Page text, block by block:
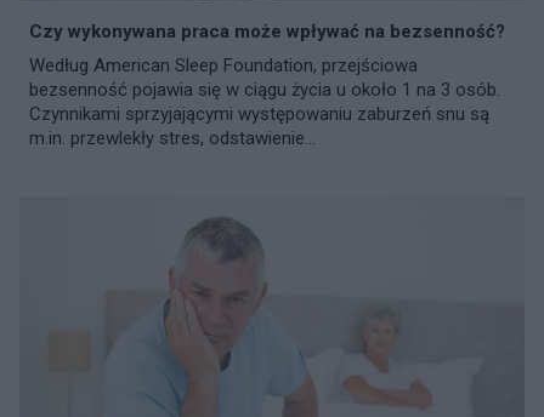
Czy wykonywana praca może wpływać na bezsenność?
Według American Sleep Foundation, przejściowa
bezsenność pojawia się w ciągu życia u około 1 na 3 osób.
Czynnikami sprzyjającymi występowaniu zaburzeń snu są
m.in. przewlekły stres, odstawienie...